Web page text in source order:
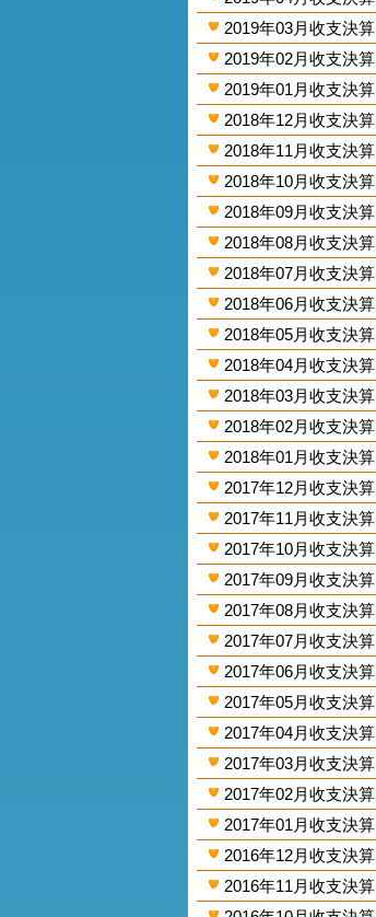
2019年03月收支決算
2019年02月收支決算
2019年01月收支決算
2018年12月收支決算
2018年11月收支決算
2018年10月收支決算
2018年09月收支決算
2018年08月收支決算
2018年07月收支決算
2018年06月收支決算
2018年05月收支決算
2018年04月收支決算
2018年03月收支決算
2018年02月收支決算
2018年01月收支決算
2017年12月收支決算
2017年11月收支決算
2017年10月收支決算
2017年09月收支決算
2017年08月收支決算
2017年07月收支決算
2017年06月收支決算
2017年05月收支決算
2017年04月收支決算
2017年03月收支決算
2017年02月收支決算
2017年01月收支決算
2016年12月收支決算
2016年11月收支決算